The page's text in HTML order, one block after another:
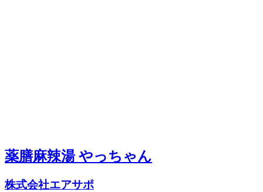
薬膳麻辣湯 やっちゃん
株式会社エアサポ